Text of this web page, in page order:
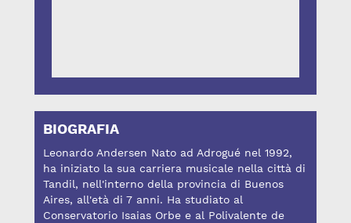
BIOGRAFIA
Leonardo Andersen Nato ad Adrogué nel 1992,
ha iniziato la sua carriera musicale nella città di
Tandil, nell'interno della provincia di Buenos
Aires, all'età di 7 anni. Ha studiato al
Conservatorio Isaias Orbe e al Polivalente de